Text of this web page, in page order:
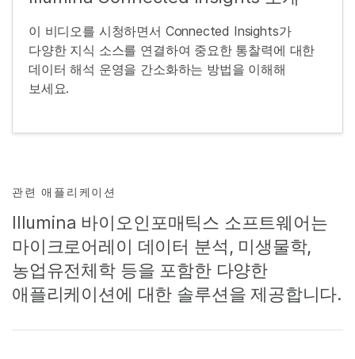
이 비디오를 시청하면서 Connected Insights가
다양한 지식 소스를 연결하여 중요한 통찰력에 대한
데이터 해석 운영을 간소화하는 방법을 이해해
보세요.
관련 애플리케이션
Illumina 바이오인포매틱스 소프트웨어는
마이크로어레이 데이터 분석, 미생물학,
농업유전체학 등을 포함한 다양한
애플리케이션에 대한 솔루션을 제공합니다.